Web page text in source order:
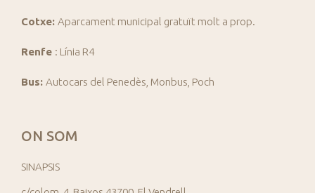
Cotxe: Aparcament municipal gratuït molt a prop.
Renfe : Línia R4
Bus: Autocars del Penedès, Monbus, Poch
ON SOM
SINAPSIS